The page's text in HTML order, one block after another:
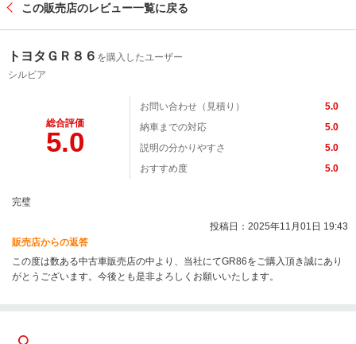
この販売店のレビュー一覧に戻る
トヨタＧＲ８６ を購入したユーザー
シルビア
総合評価
5.0
お問い合わせ（見積り）
5.0
納車までの対応
5.0
説明の分かりやすさ
5.0
おすすめ度
5.0
完璧
投稿日：2025年11月01日 19:43
販売店からの返答
この度は数ある中古車販売店の中より、当社にてGR86をご購入頂き誠にあり
がとうございます。今後とも是非よろしくお願いいたします。